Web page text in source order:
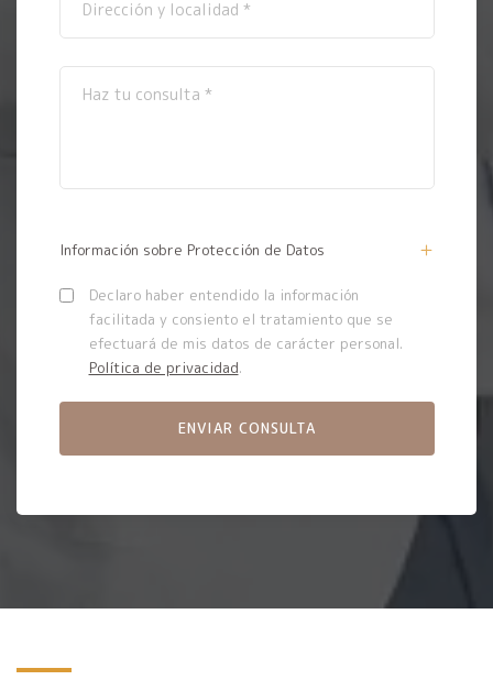
Información sobre Protección de Datos
Declaro haber entendido la información
facilitada y consiento el tratamiento que se
efectuará de mis datos de carácter personal.
Política de privacidad.